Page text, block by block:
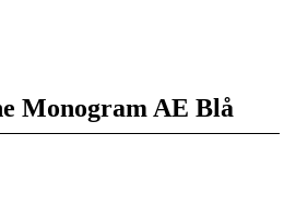
Monogram AE Blå